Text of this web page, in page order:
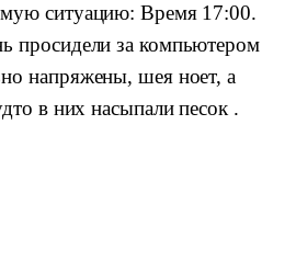
ситуацию: Время 17:00.
просидели за компьютером
напряжены, шея ноет, а
в них насыпали песок .